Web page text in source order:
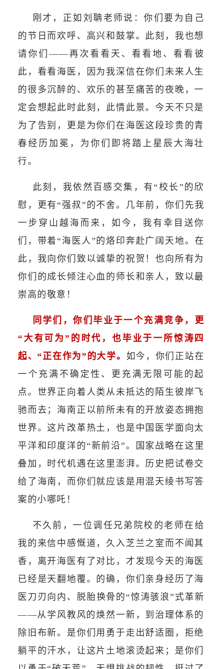
刚才，正如刘聃老师说：你们要为自己
的节日而欢呼、高兴和鼓掌。此刻，我也想
请你们——再次看看天、看看地、看看彼
此，看看海医，因为我深信在你们未来人生
的很多沉醉的、欢乐的甚至痛苦的夜晚，一
定会想起此时此刻，此情此景。今天不只是
为了告别，更是为你们在海医这段珍贵的青
春经历加冕，为你们即将踏上星辰大海壮
行。
此刻，我依然百感交集，有“校长”的欣
慰，更有“强叔”的不舍。几年前，你们先我
一步穿山越海而来，如今，我有幸目送你
们，带着“海医人”的烙印奔赴广阔天地。在
此，我向你们致以诚挚的祝贺！也向所有为
你们的成长倾注心血的师长和亲人，致以最
崇高的敬意！
同学们，你们毕业于一个充满竞争，更
“大有可为”的时代，也毕业于一所惊涛四
起、“正在作为”的大学。 如今，你们正站在
一个充满不确定性、更充满无限可能的起
点。世界正向着人类从未抵达的陌生彼岸飞
驰而去；海南正以前所未有的开放姿态拥抱
世界。这片改革热土，也是中国医学面向太
平洋和印度洋的“新前沿”。国家战略在这里
叠加，时代机遇在这里澎湃。历史把试卷交
给了海南，而你们就应该是用混天绫书写答
案的小哪吒！
不久前，一位调任兄弟院校的老师在给
我的来信中感慨道，久入芝兰之室而不闻其
香，离开海医有了对比，才发现今天的海医
已经是天翻地覆。的确，你们亲身经历了海
医刀刃向内、脱胎换骨的“惊涛骇浪”式革新
——从学风教风的焕然一新，到治理体系的
除旧布新。是你们用勇于走出舒适圈，拒绝
躺平的汗水，让这片土地滚烫起来；是你们